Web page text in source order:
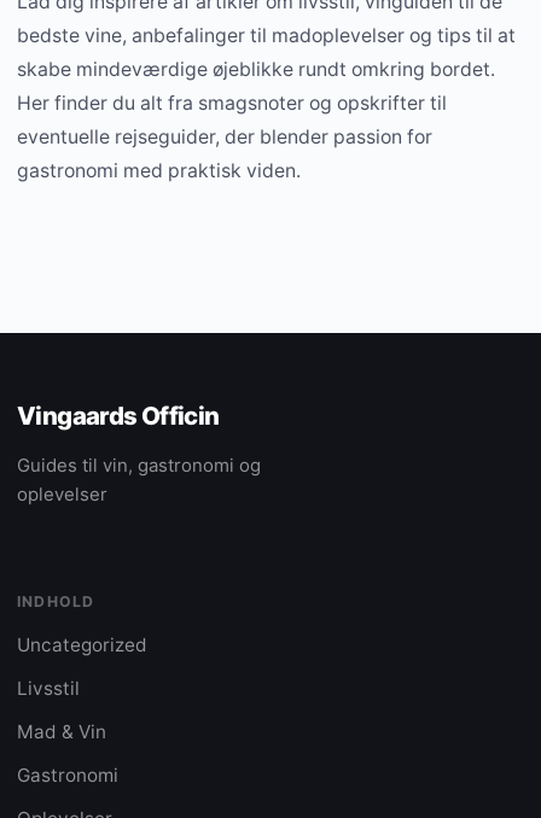
bedste vine, anbefalinger til madoplevelser og tips til at
skabe mindeværdige øjeblikke rundt omkring bordet.
Her finder du alt fra smagsnoter og opskrifter til
eventuelle rejseguider, der blender passion for
gastronomi med praktisk viden.
Vingaards Officin
Guides til vin, gastronomi og
oplevelser
INDHOLD
Uncategorized
Livsstil
Mad & Vin
Gastronomi